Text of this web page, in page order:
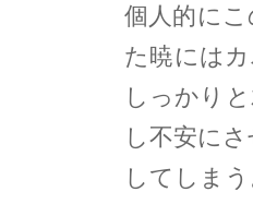
個人的に
た暁には
しっかり
し不安に
してしまう